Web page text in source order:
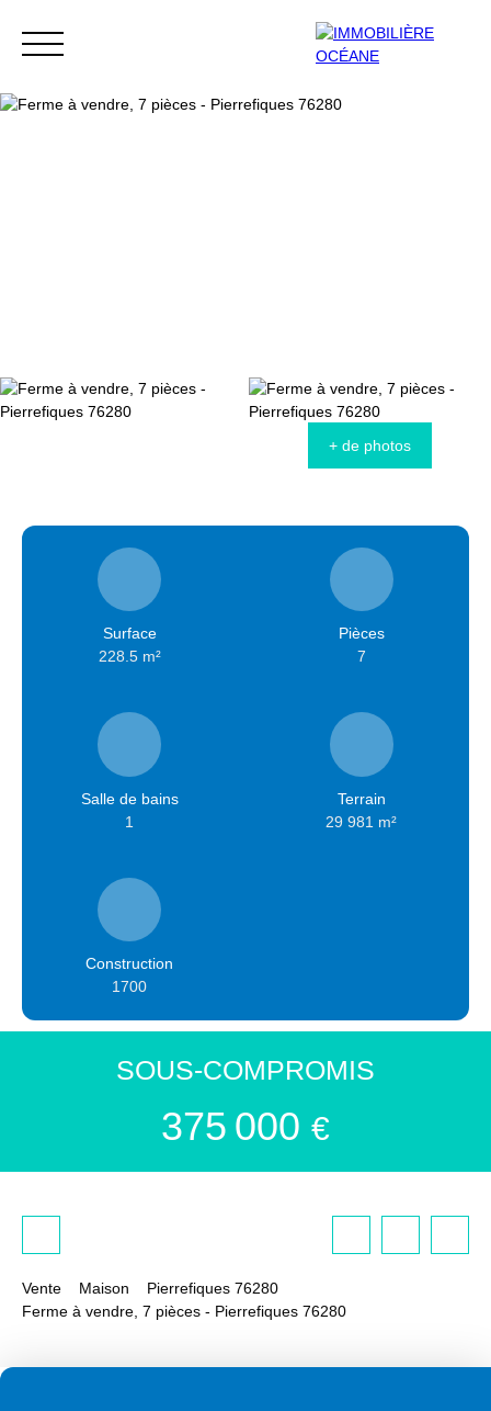
+ de photos
Surface
228.5 m²
Pièces
7
Salle de bains
1
Terrain
29 981 m²
Construction
1700
SOUS-COMPROMIS
375 000 €
Vente Maison
Pierrefiques 76280
Ferme à vendre, 7 pièces - Pierrefiques 76280